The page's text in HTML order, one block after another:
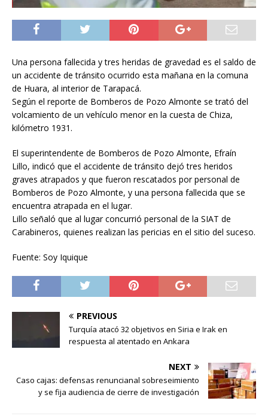
Una persona fallecida y tres heridas de gravedad es el saldo de
un accidente de tránsito ocurrido esta mañana en la comuna
de Huara, al interior de Tarapacá.
Según el reporte de Bomberos de Pozo Almonte se trató del
volcamiento de un vehículo menor en la cuesta de Chiza,
kilómetro 1931.
El superintendente de Bomberos de Pozo Almonte, Efraín
Lillo, indicó que el accidente de tránsito dejó tres heridos
graves atrapados y que fueron rescatados por personal de
Bomberos de Pozo Almonte, y una persona fallecida que se
encuentra atrapada en el lugar.
Lillo señaló que al lugar concurrió personal de la SIAT de
Carabineros, quienes realizan las pericias en el sitio del suceso.
Fuente: Soy Iquique
PREVIOUS
Turquía atacó 32 objetivos en Siria e Irak en
respuesta al atentado en Ankara
NEXT
Caso cajas: defensas renuncianal sobreseimiento
y se fija audiencia de cierre de investigación